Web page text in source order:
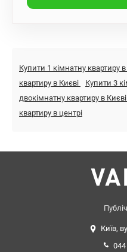
Купити 1 кімнатну квартиру в
квартиру в Києві
Купити 3
двокімнатну квартиру в Києві
квартиру в центрі
Київ,